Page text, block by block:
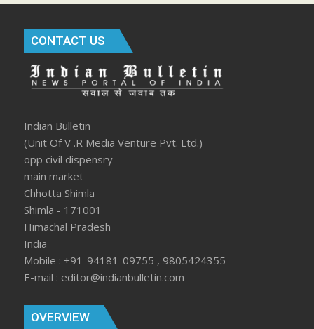
CONTACT US
Indian Bulletin
(Unit Of V .R Media Venture Pvt. Ltd.)
opp civil dispensry
main market
Chhotta Shimla
Shimla - 171001
Himachal Pradesh
India
Mobile : +91-94181-09755 , 9805424355
E-mail : editor@indianbulletin.com
OVERVIEW